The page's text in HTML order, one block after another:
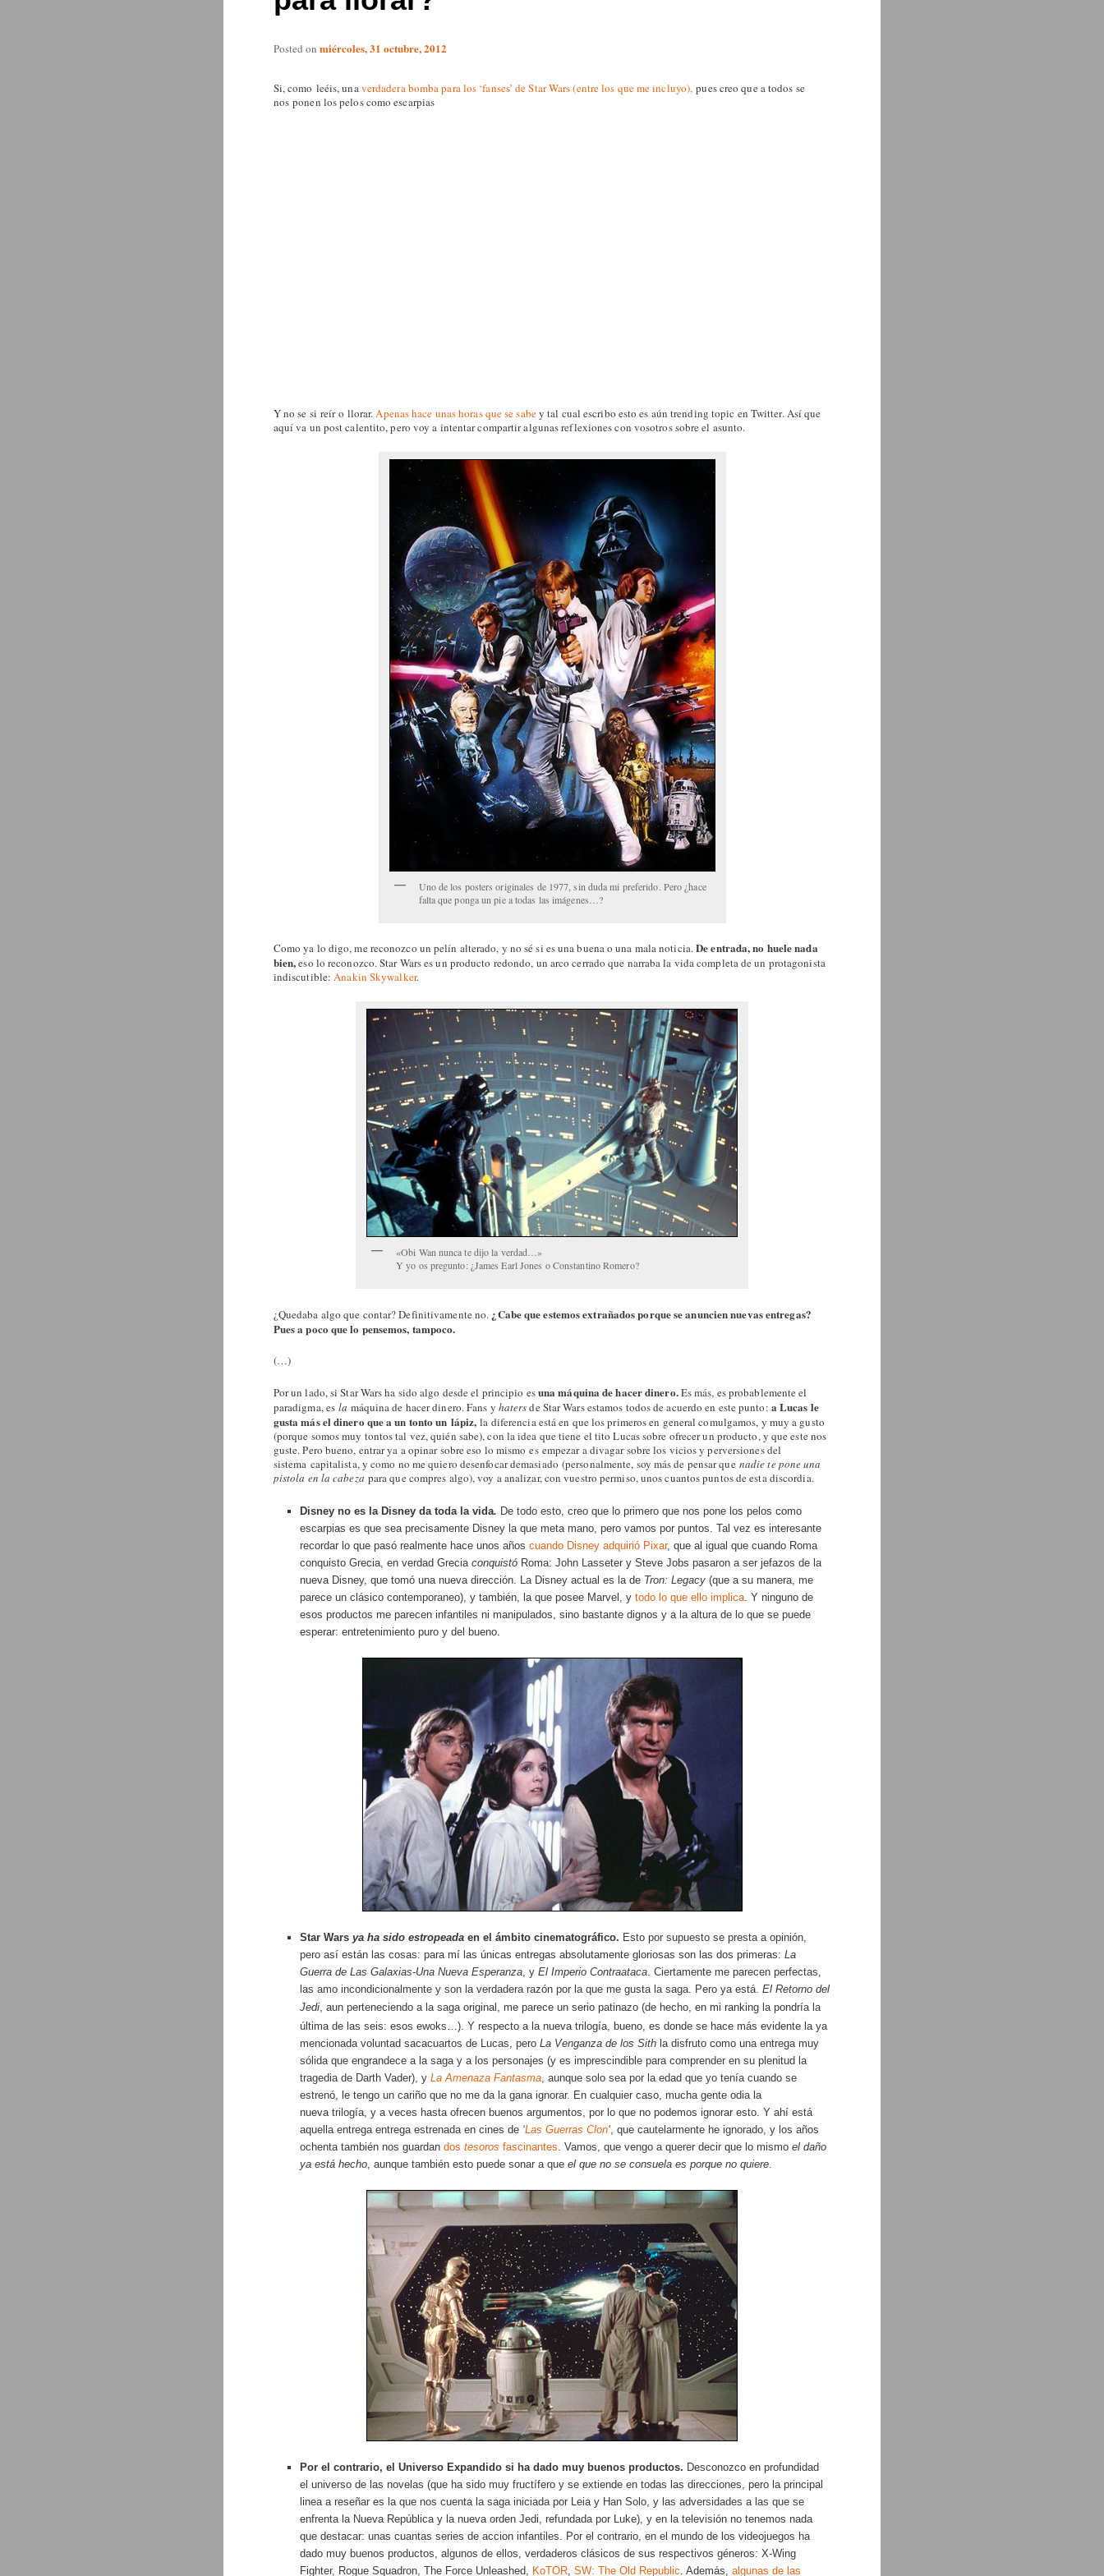
Posted on miércoles, 31 octubre, 2012
Si, como leéis, unaverdadera bomba para los ‘fanses’ de Star Wars (entre los que me incluyo), pues creo que a todos se
nos ponen los pelos como escarpias
Y no se si reír o llorar.Apenas hace unas horas que se sabey tal cual escribo esto es aún trending topic en Twitter. Así que
aquí va un post calentito, pero voy a intentar compartir algunas reflexiones con vosotros sobre el asunto.
Uno de los posters originales de 1977, sin duda mi preferido. Pero ¿hace
falta que ponga un pie a todas las imágenes…?
Como ya lo digo, me reconozco un pelín alterado, y no sé si es una buena o una mala noticia.De entrada, no huele nada
bien,eso lo reconozco. Star Wars es un producto redondo, un arco cerrado que narraba la vida completa de un protagonista
indiscutible:Anakin Skywalker.
«Obi Wan nunca te dijo la verdad…»
Y yo os pregunto: ¿James Earl Jones o Constantino Romero?
¿Quedaba algo que contar? Definitivamente no. ¿Cabe que estemos extrañados porque se anuncien nuevas entregas?
Pues a poco que lo pensemos, tampoco.
(…)
Por un lado, si Star Wars ha sido algo desde el principio esuna máquina de hacer dinero.Es más, es probablemente el
paradigma, esla máquina de hacer dinero. Fans y hatersde Star Wars estamos todos de acuerdo en este punto: a Lucas le
gusta más el dinero que a un tonto un lápiz, la diferencia está en que los primeros en general comulgamos, y muy a gusto
(porque somos muy tontos tal vez, quién sabe), con la idea que tiene el tito Lucas sobre ofrecer un producto, y que este nos
guste. Pero bueno, entrar ya a opinar sobre eso lo mismo es empezar a divagar sobre los vicios y perversiones del
sistema capitalista, y como no me quiero desenfocar demasiado (personalmente, soy más de pensar quenadie te pone una
pistola en la cabeza para que compres algo), voy a analizar, con vuestro permiso, unos cuantos puntos de esta discordia.
Disney no es la Disney da toda la vida. De todo esto, creo que lo primero que nos pone los pelos como
escarpias es que sea precisamente Disney la que meta mano, pero vamos por puntos. Tal vez es interesante
recordar lo que pasó realmente hace unos añoscuando Disney adquirió Pixar, que al igual que cuando Roma
conquisto Grecia, en verdad Greciaconquistó Roma: John Lasseter y Steve Jobs pasaron a ser jefazos de la
nueva Disney, que tomó una nueva dirección. La Disney actual es la de Tron: Legacy (que a su manera, me
parece un clásico contemporaneo), y también, la que posee Marvel, ytodo lo que ello implica . Y ninguno de
esos productos me parecen infantiles ni manipulados, sino bastante dignos y a la altura de lo que se puede
esperar: entretenimiento puro y del bueno.
Star Warsya ha sido estropeada en el ámbito cinematográfico. Esto por supuesto se presta a opinión,
pero así están las cosas: para mí las únicas entregas absolutamente gloriosas son las dos primeras:La
Guerra de Las Galaxias-Una Nueva Esperanza, yEl Imperio Contraataca. Ciertamente me parecen perfectas,
las amo incondicionalmente y son la verdadera razón por la que me gusta la saga. Pero ya está.El Retorno del
Jedi, aun perteneciendo a la saga original, me parece un serio patinazo (de hecho, en mi ranking la pondría la
última de las seis: esos ewoks…). Y respecto a la nueva trilogía, bueno, es donde se hace más evidente la ya
mencionada voluntad sacacuartos de Lucas, peroLa Venganza de los Sith la disfruto como una entrega muy
sólida que engrandece a la saga y a los personajes (y es imprescindible para comprender en su plenitud la
tragedia de Darth Vader), yLa Amenaza Fantasma, aunque solo sea por la edad que yo tenía cuando se
estrenó, le tengo un cariño que no me da la gana ignorar. En cualquier caso, mucha gente odia la
nueva trilogía, y a veces hasta ofrecen buenos argumentos, por lo que no podemos ignorar esto. Y ahí está
aquella entrega entrega estrenada en cines de ‘Las Guerras Clon‘, que cautelarmente he ignorado, y los años
ochenta también nos guardandostesoros fascinantes. Vamos, que vengo a querer decir que lo mismoel daño
ya está hecho, aunque también esto puede sonar a queel que no se consuela es porque no quiere.
Por el contrario, el Universo Expandido si ha dado muy buenos productos. Desconozco en profundidad
el universo de las novelas (que ha sido muy fructífero y se extiende en todas las direcciones, pero la principal
linea a reseñar es la que nos cuenta la saga iniciada por Leia y Han Solo, y las adversidades a las que se
enfrenta la Nueva República y la nueva orden Jedi, refundada por Luke), y en la televisión no tenemos nada
que destacar: unas cuantas series de accion infantiles. Por el contrario, en el mundo de los videojuegos ha
dado muy buenos productos, algunos de ellos, verdaderos clásicos de sus respectivos géneros: X-Wing
Fighter, Rogue Squadron, The Force Unleashed, KoTOR,SW: The Old Republic. Además,algunas de las